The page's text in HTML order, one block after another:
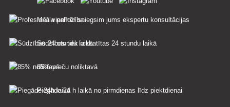
Mēs vienmēr sniegsim jums ekspertu konsultācijas
Sūdzības tiek izskatītas 24 stundu laikā
85% preču noliktavā
Piegāde 24 h laikā no pirmdienas līdz piektdienai